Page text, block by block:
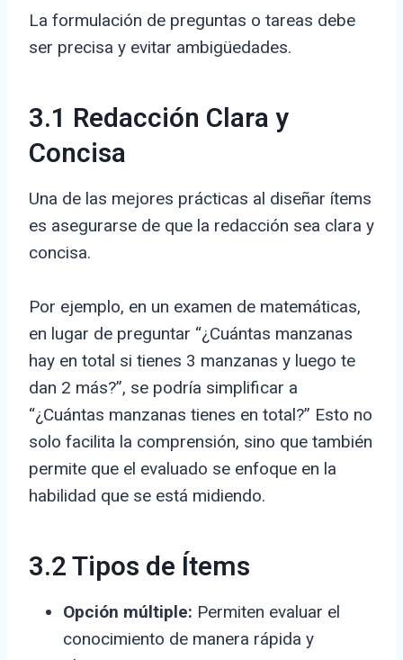
La formulación de preguntas o tareas debe
ser precisa y evitar ambigüedades.
3.1 Redacción Clara y
Concisa
Una de las mejores prácticas al diseñar ítems
es asegurarse de que la redacción sea clara y
concisa.
Por ejemplo, en un examen de matemáticas,
en lugar de preguntar “¿Cuántas manzanas
hay en total si tienes 3 manzanas y luego te
dan 2 más?”, se podría simplificar a
“¿Cuántas manzanas tienes en total?” Esto no
solo facilita la comprensión, sino que también
permite que el evaluado se enfoque en la
habilidad que se está midiendo.
3.2 Tipos de Ítems
Opción múltiple: Permiten evaluar el
conocimiento de manera rápida y